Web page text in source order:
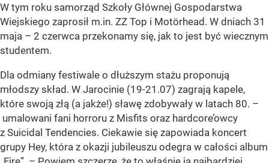
W tym roku samorząd Szkoły Głównej Gospodarstwa
Wiejskiego zaprosił m.in. ZZ Top i Motörhead. W dniach 31
maja – 2 czerwca przekonamy się, jak to jest być wiecznym
studentem.
Dla odmiany festiwale o dłuższym stażu proponują
młodszy skład. W Jarocinie (19-21.07) zagrają kapele,
które swoją złą (a jakże!) sławę zdobywały w latach 80. –
umalowani fani horroru z Misfits oraz hardcore’owcy
z Suicidal Tendencies. Ciekawie się zapowiada koncert
grupy Hey, która z okazji jubileuszu odegra w całości album